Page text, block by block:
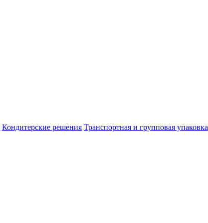
Кондитерские решения Транспортная и групповая упаковка